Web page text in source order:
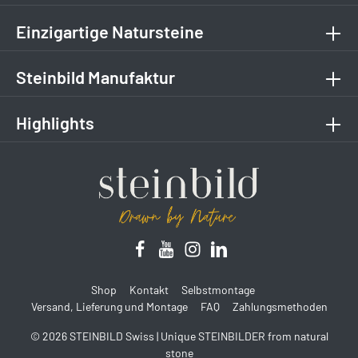
Einzigartige Natursteine
Steinbild Manufaktur
Highlights
© 2026 STEINBILD Swiss | Unique STEINBILDER from natural
stone
Shop Kontakt
Selbstmontage
Versand, Lieferung und Montage
FAQ Zahlungsmethoden